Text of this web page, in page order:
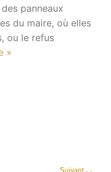
panneaux
du maire, où elles
ou le refus
»
Suivant